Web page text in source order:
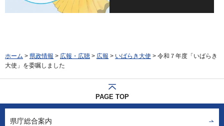
ホーム > 県政情報 > 広報・広聴 > 広報 > いばらき大使 > 令和７年度「いばらき
大使」を委嘱しました
PAGE TOP
県庁総合案内